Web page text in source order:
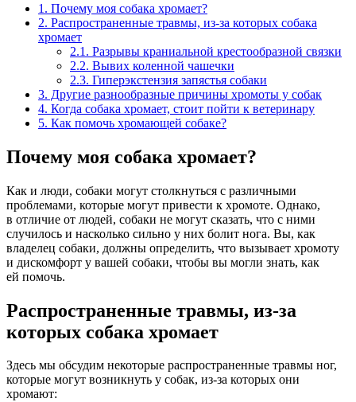
1. Почему моя собака хромает?
2. Распространенные травмы, из-за которых собака
хромает
2.1. Разрывы краниальной крестообразной связки
2.2. Вывих коленной чашечки
2.3. Гиперэкстензия запястья собаки
3. Другие разнообразные причины хромоты у собак
4. Когда собака хромает, стоит пойти к ветеринару
5. Как помочь хромающей собаке?
Почему моя собака хромает?
Как и люди, собаки могут столкнуться с различными
проблемами, которые могут привести к хромоте. Однако,
в отличие от людей, собаки не могут сказать, что с ними
случилось и насколько сильно у них болит нога. Вы, как
владелец собаки, должны определить, что вызывает хромоту
и дискомфорт у вашей собаки, чтобы вы могли знать, как
ей помочь.
Распространенные травмы, из-за
которых собака хромает
Здесь мы обсудим некоторые распространенные травмы ног,
которые могут возникнуть у собак, из-за которых они
хромают: